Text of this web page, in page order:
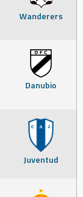
Wanderers
Danubio
Juventud